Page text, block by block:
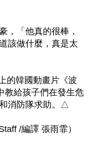
，「他真的很棒，
該做什麼，真是太
的韓國動畫片《波
教給孩子們在發生危
消防隊求助。△